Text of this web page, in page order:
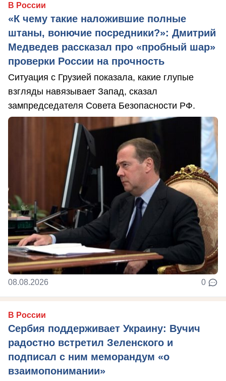
В России
«К чему такие наложившие полные
штаны, вонючие посредники?»: Дмитрий
Медведев рассказал про «пробный шар»
проверки России на прочность
Ситуация с Грузией показала, какие глупые
взгляды навязывает Запад, сказал
зампредседателя Совета Безопасности РФ.
08.08.2026 0
В России
Сербия поддерживает Украину: Вучич
радостно встретил Зеленского и
подписал с ним меморандум «о
взаимопонимании»